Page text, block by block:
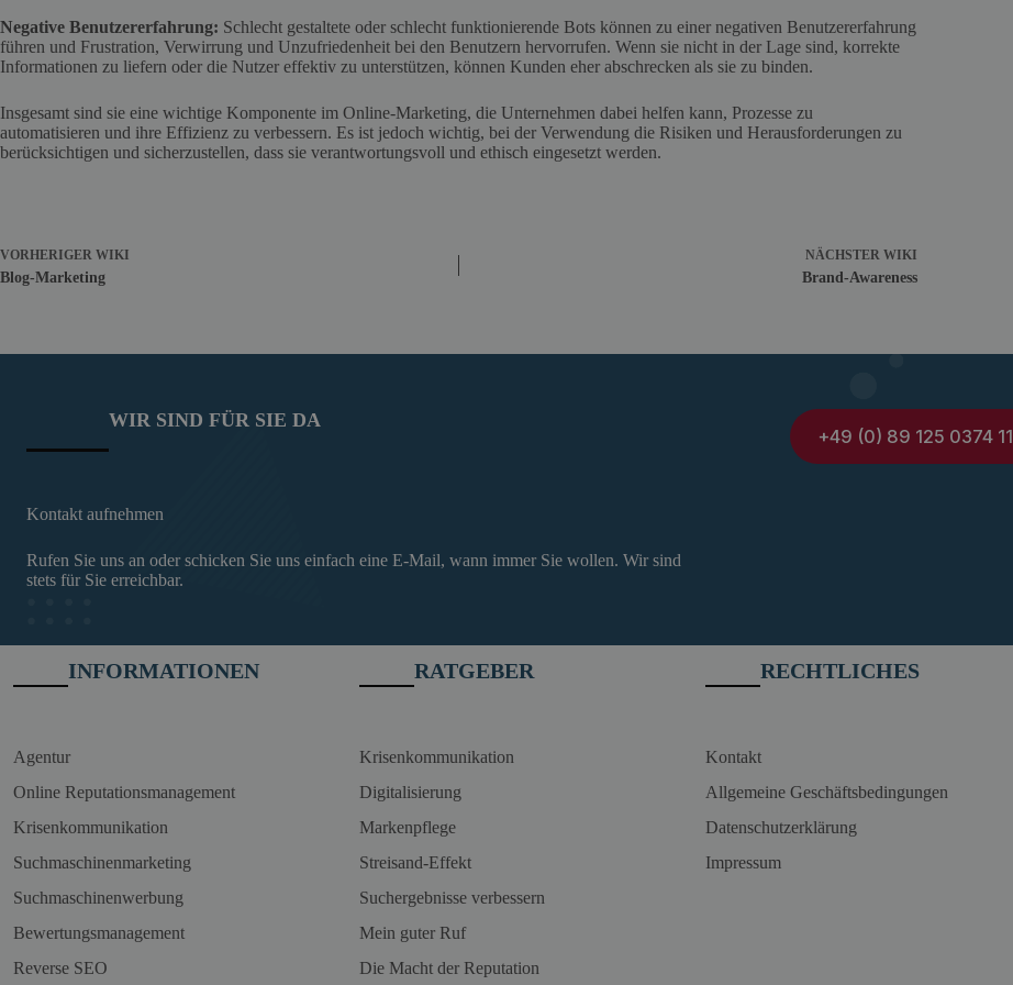
Negative Benutzererfahrung: Schlecht gestaltete oder schlecht funktionierende Bots können zu einer negativen Benutzererfahrung
führen und Frustration, Verwirrung und Unzufriedenheit bei den Benutzern hervorrufen. Wenn sie nicht in der Lage sind, korrekte
Informationen zu liefern oder die Nutzer effektiv zu unterstützen, können Kunden eher abschrecken als sie zu binden.
Insgesamt sind sie eine wichtige Komponente im Online-Marketing, die Unternehmen dabei helfen kann, Prozesse zu
automatisieren und ihre Effizienz zu verbessern. Es ist jedoch wichtig, bei der Verwendung die Risiken und Herausforderungen zu
berücksichtigen und sicherzustellen, dass sie verantwortungsvoll und ethisch eingesetzt werden.
VORHERIGER WIKI
Blog-Marketing
NÄCHSTER WIKI
Brand-Awareness
WIR SIND FÜR SIE DA
Kontakt aufnehmen
Rufen Sie uns an oder schicken Sie uns einfach eine E-Mail, wann immer Sie wollen. Wir sind
stets für Sie erreichbar.
+49 (0) 89 125 0374 11
INFORMATIONEN
Agentur
Online Reputationsmanagement
Krisenkommunikation
Suchmaschinenmarketing
Suchmaschinenwerbung
Bewertungsmanagement
Reverse SEO
RATGEBER
Krisenkommunikation
Digitalisierung
Markenpflege
Streisand-Effekt
Suchergebnisse verbessern
Mein guter Ruf
Die Macht der Reputation
RECHTLICHES
Kontakt
Allgemeine Geschäftsbedingungen
Datenschutzerklärung
Impressum